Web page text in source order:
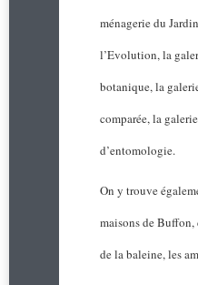
ménagerie du
l’Evolution, la
botanique, la
comparée, la
d’entomologie.
On y trouve
maisons de
de la baleine, les